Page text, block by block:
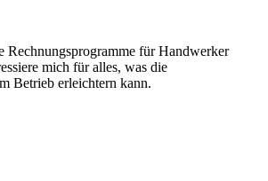
Rechnungsprogramme für Handwerker
mich für alles, was die
Betrieb erleichtern kann.